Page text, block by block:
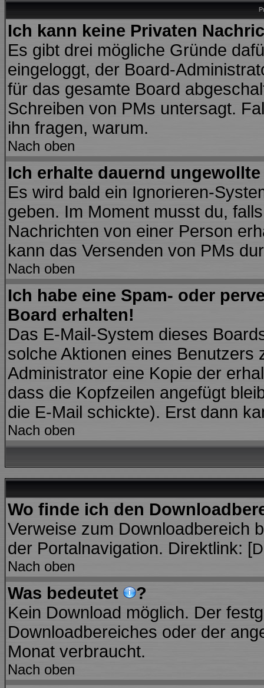
Ich kann keine Privaten
Es gibt drei mögliche Gründe
eingeloggt, der Board-
für das gesamte Board
Schreiben von PMs untersagt.
ihn fragen, warum.
Nach oben
Ich erhalte dauernd ungewollte
Es wird bald ein Ignorieren-
geben. Im Moment musst du,
Nachrichten von einer Person
kann das Versenden von PMs
Nach oben
Ich habe eine Spam- oder
Board erhalten!
Das E-Mail-System dieses
solche Aktionen eines
Administrator eine Kopie der
dass die Kopfzeilen angefügt
die E-Mail schickte). Erst dann
Nach oben
Wo finde ich den
Verweise zum Downloadbereich
der Portalnavigation. Direktlink: [
Nach oben
Was bedeutet
?
Kein Download möglich. Der
Downloadbereiches oder der
Monat verbraucht.
Nach oben